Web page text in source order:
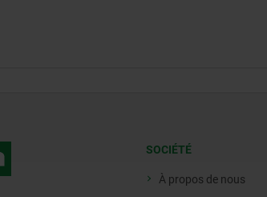
SOCIÉTÉ
À propos de nous